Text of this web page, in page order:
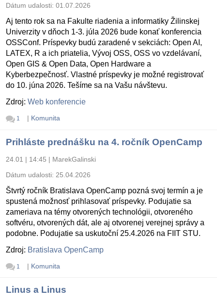
Dátum udalosti: 01.07.2026
Aj tento rok sa na Fakulte riadenia a informatiky Žilinskej
Univerzity v dňoch 1-3. júla 2026 bude konať konferencia
OSSConf. Príspevky budú zaradené v sekciách: Open AI,
LATEX, R a ich priatelia, Vývoj OSS, OSS vo vzdelávaní,
Open GIS & Open Data, Open Hardware a
Kyberbezpečnosť. Vlastné príspevky je možné registrovať
do 10. júna 2026. Tešíme sa na Vašu návštevu.
Zdroj: Web konferencie
1 | Komunita
Prihláste prednášku na 4. ročník OpenCamp
24.01 | 14:45 | MarekGalinski
Dátum udalosti: 25.04.2026
Štvrtý ročník Bratislava OpenCamp pozná svoj termín a je
spustená možnosť prihlasovať príspevky. Podujatie sa
zameriava na témy otvorených technológii, otvoreného
softvéru, otvorených dát, ale aj otvorenej verejnej správy a
podobne. Podujatie sa uskutoční 25.4.2026 na FIIT STU.
Zdroj: Bratislava OpenCamp
1 | Komunita
Linus a Linus